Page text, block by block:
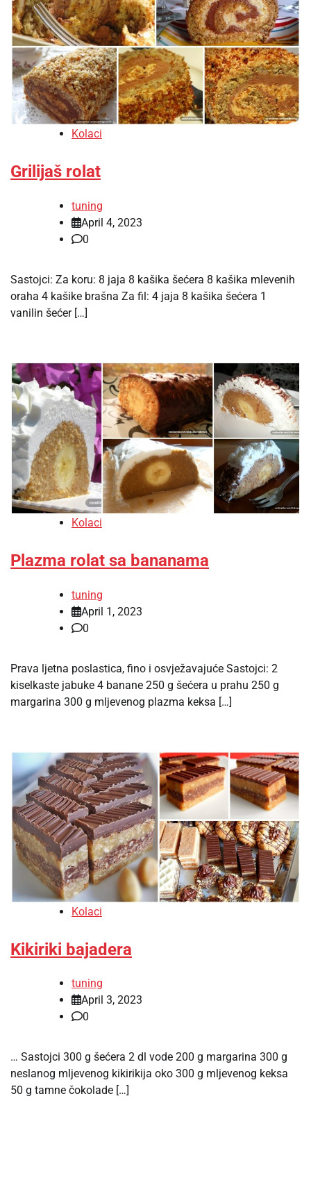
Kolaci
Grilijaš rolat
tuning
April 4, 2023
0
Sastojci: Za koru: 8 jaja 8 kašika šećera 8 kašika mlevenih
oraha 4 kašike brašna Za fil: 4 jaja 8 kašika šećera 1
vanilin šećer […]
Kolaci
Plazma rolat sa bananama
tuning
April 1, 2023
0
Prava ljetna poslastica, fino i osvježavajuće Sastojci: 2
kiselkaste jabuke 4 banane 250 g šećera u prahu 250 g
margarina 300 g mljevenog plazma keksa […]
Kolaci
Kikiriki bajadera
tuning
April 3, 2023
0
… Sastojci 300 g šećera 2 dl vode 200 g margarina 300 g
neslanog mljevenog kikirikija oko 300 g mljevenog keksa
50 g tamne čokolade […]